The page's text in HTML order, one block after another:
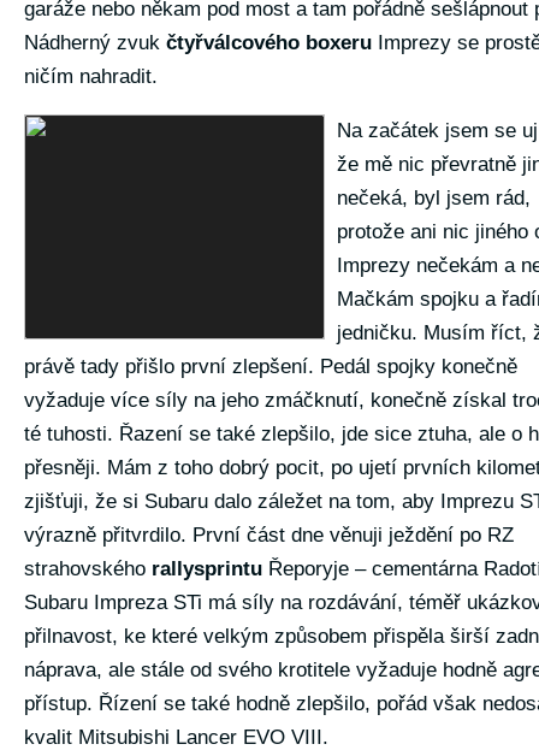
garáže nebo někam pod most a tam pořádně sešlápnout
Nádherný zvuk čtyřválcového boxeru Imprezy se
ničím nahradit.
Na začátek jsem se
že mě nic převratně
nečeká, byl jsem rád,
protože ani nic jiného
Imprezy nečekám a
Mačkám spojku a
jedničku. Musím říct,
právě tady přišlo první zlepšení. Pedál spojky konečně
vyžaduje více síly na jeho zmáčknutí, konečně získal
té tuhosti. Řazení se také zlepšilo, jde sice ztuha, ale o
přesněji. Mám z toho dobrý pocit, po ujetí prvních
zjišťuji, že si Subaru dalo záležet na tom, aby Imprezu
výrazně přitvrdilo. První část dne věnuji ježdění po RZ
strahovského rallysprintu Řeporyje – cementárna
Subaru Impreza STi má síly na rozdávání, téměř
přilnavost, ke které velkým způsobem přispěla širší
náprava, ale stále od svého krotitele vyžaduje hodně
přístup. Řízení se také hodně zlepšilo, pořád však
kvalit Mitsubishi Lancer EVO VIII.